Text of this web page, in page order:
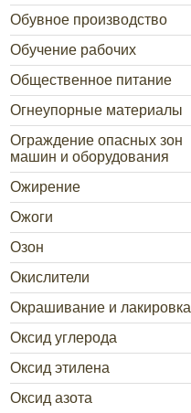
Обувное производство
Обучение рабочих
Общественное питание
Огнеупорные материалы
Ограждение опасных зон
машин и оборудования
Ожирение
Ожоги
Озон
Окислители
Окрашивание и лакировка
Оксид углерода
Оксид этилена
Оксид азота